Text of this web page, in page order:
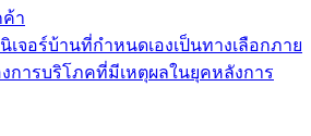
ค้า
เจอร์บ้านที่กำหนดเองเป็นทางเลือกภาย
การบริโภคที่มีเหตุผลในยุคหลังการ